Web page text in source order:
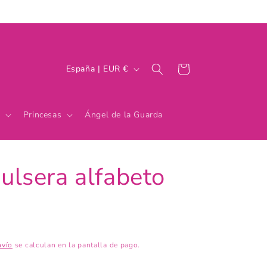
Princesas Ángel de la Guarda
P
s
/
e
n
España | EUR € Carrito
alfabeto
se calculan en la pantalla de pago.